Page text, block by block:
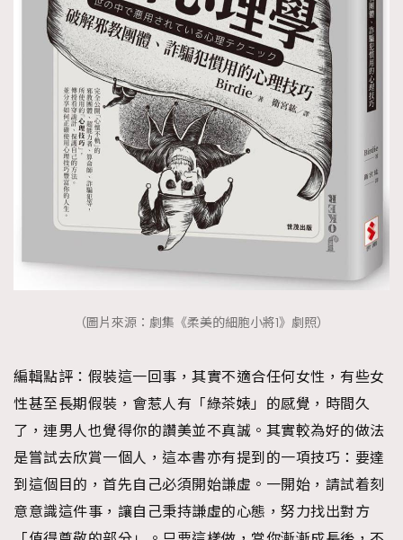
TRENDING
AFrenchMind
DressLikeAParisienne
EmpowerF
FashionWeek FigaroAesthetic
（圖片來源：劇集《柔美的細胞小將1》劇照）
編輯點評： 假裝這一回事，其實不適合任何女性，有些女
性甚至長期假裝，會惹人有「綠茶婊」的感覺，時間久
了，連男人也覺得你的讚美並不真誠。其實較為好的做法
是嘗試去欣賞一個人，這本書亦有提到的一項技巧：要達
到這個目的，首先自己必須開始謙虛。一開始，請試着刻
意意識這件事，讓自己秉持謙虛的心態，努力找出對方